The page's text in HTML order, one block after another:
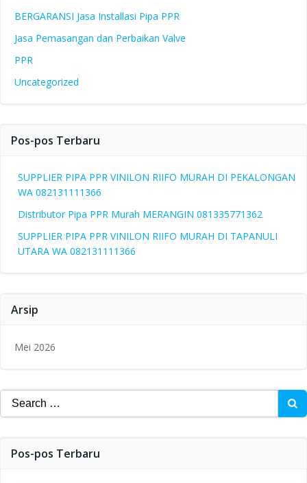
BERGARANSI Jasa Installasi Pipa PPR
Jasa Pemasangan dan Perbaikan Valve
PPR
Uncategorized
Pos-pos Terbaru
SUPPLIER PIPA PPR VINILON RIIFO MURAH DI PEKALONGAN
WA 082131111366
Distributor Pipa PPR Murah MERANGIN 081335771362
SUPPLIER PIPA PPR VINILON RIIFO MURAH DI TAPANULI
UTARA WA 082131111366
Arsip
Mei 2026
Search
for:
Pos-pos Terbaru